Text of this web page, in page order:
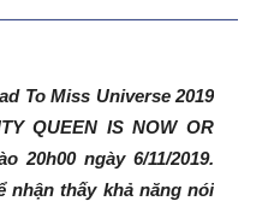
To Miss Universe 2019
QUEEN IS NOW OR
20h00 ngày 6/11/2019.
nhận thấy khả năng nói